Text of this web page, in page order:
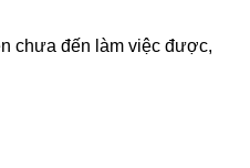
chưa đến làm việc được,